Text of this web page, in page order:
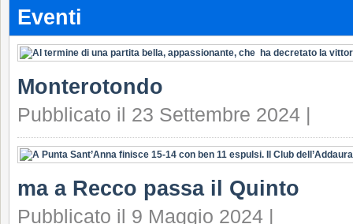
Eventi
Monterotondo
Pubblicato il 23 Settembre 2024 |
ma a Recco passa il Quinto
Pubblicato il 9 Maggio 2024 |